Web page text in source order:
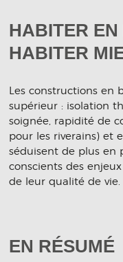
HABITER EN
HABITER
Les constructions en
supérieur : isolation
soignée, rapidité de
pour les riverains) et
séduisent de plus en
conscients des
de leur qualité de vie.
EN RÉSUMÉ